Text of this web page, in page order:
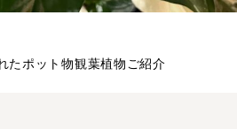
たポット物観葉植物ご紹介